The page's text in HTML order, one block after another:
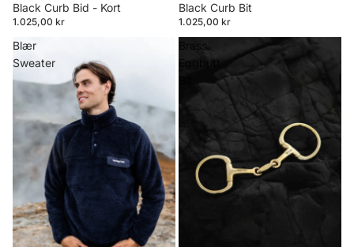
Black Curb Bid - Kort
1.025,00 kr
Black Curb Bit
1.025,00 kr
Blær
Sweater
Brass
Eggbutt